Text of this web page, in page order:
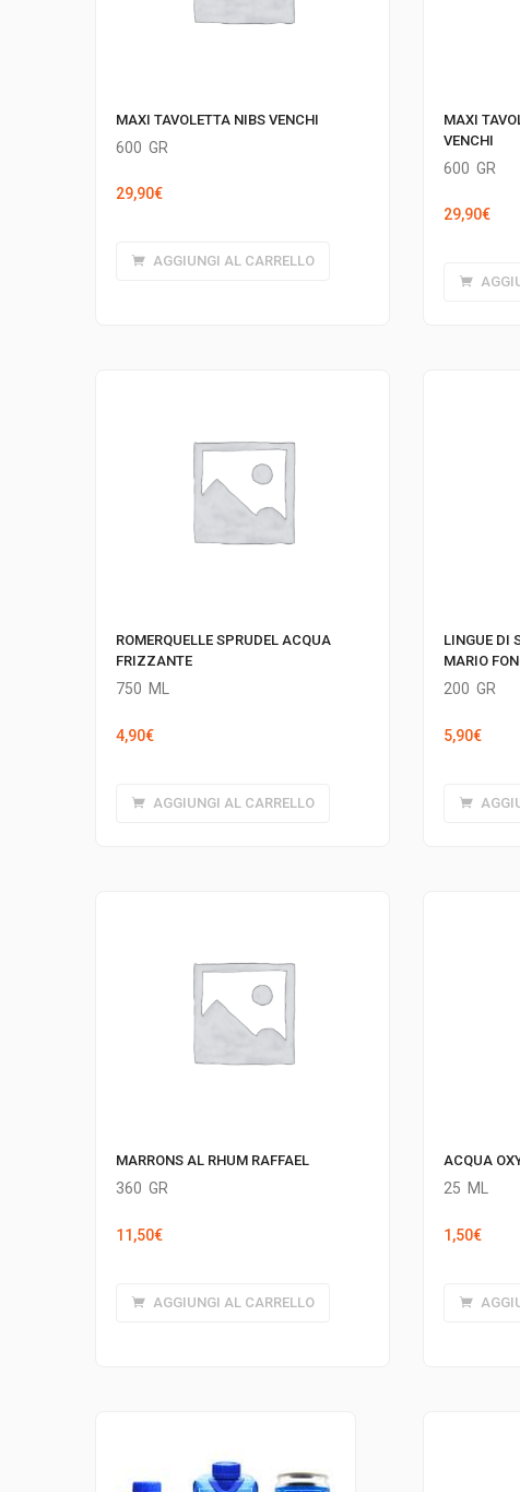
MAXI TAVOLETTA NIBS VENCHI
600 GR
29,90€
AGGIUNGI AL CARRELLO
MAXI
VENCHI
600 GR
29,90€
ROMERQUELLE SPRUDEL ACQUA
FRIZZANTE
750 ML
4,90€
AGGIUNGI AL CARRELLO
LINGUE DI
MARIO
200 GR
5,90€
MARRONS AL RHUM RAFFAEL
360 GR
11,50€
AGGIUNGI AL CARRELLO
ACQUA
25 ML
1,50€